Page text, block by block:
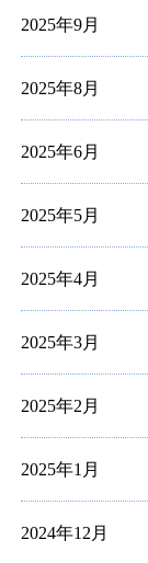
2025年9月
2025年8月
2025年6月
2025年5月
2025年4月
2025年3月
2025年2月
2025年1月
2024年12月